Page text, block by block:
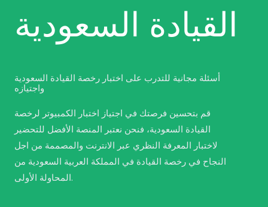
القيادة السعودية
أسئلة مجانية للتدرب على اختبار رخصة القيادة السعودية
واجتيازه
قم بتحسين فرصتك في اجتياز اختبار الكمبيوتر لرخصة
القيادة السعودية، فنحن نعتبر المنصة الأفضل للتحضير
لاختبار المعرفة النظري عبر الانترنت والمصممة من اجل
النجاح في رخصة القيادة في المملكة العربية السعودية من
المحاولة الأولى.